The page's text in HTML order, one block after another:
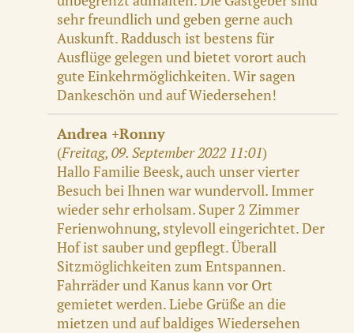
sehr freundlich und geben gerne auch
Auskunft. Raddusch ist bestens für
Ausflüge gelegen und bietet vorort auch
gute Einkehrmöglichkeiten. Wir sagen
Dankeschön und auf Wiedersehen!
Andrea +Ronny
(Freitag, 09. September 2022 11:01)
Hallo Familie Beesk, auch unser vierter
Besuch bei Ihnen war wundervoll. Immer
wieder sehr erholsam. Super 2 Zimmer
Ferienwohnung, stylevoll eingerichtet. Der
Hof ist sauber und gepflegt. Überall
Sitzmöglichkeiten zum Entspannen.
Fahrräder und Kanus kann vor Ort
gemietet werden. Liebe Grüße an die
mietzen und auf baldiges Wiedersehen